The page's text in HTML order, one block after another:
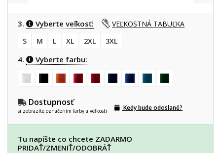
3. Vyberte veľkosť:
VEĽKOSTNÁ TABUĽKA
S
M L XL 2XL 3XL
4. Vyberte farbu:
Dostupnosť
si zobrazíte označením farby a veľkosti Kedy bude odoslané?
Tu napíšte co chcete ZADARMO
PRIDAŤ/ZMENIŤ/ODOBRÁŤ